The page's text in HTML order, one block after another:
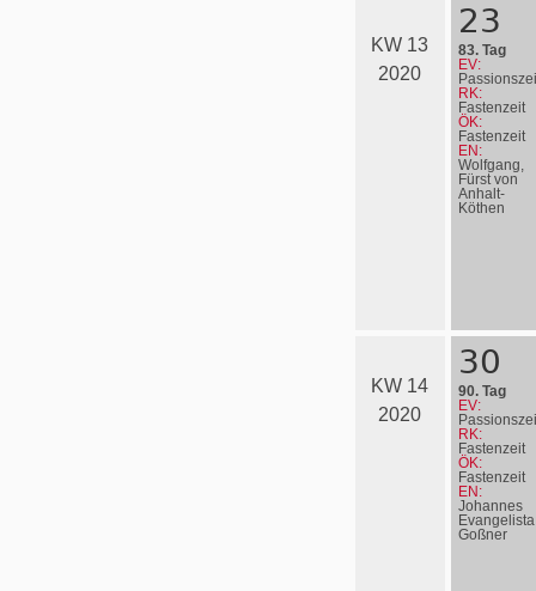
KW 13
2020
23
83. Tag
EV:
RK:
Fastenzeit
ÖK:
Fastenzeit
EN:
Wolfgang,
Fürst von
Anhalt-
Köthen
KW 14
2020
30
90. Tag
EV:
RK:
Fastenzeit
ÖK:
Fastenzeit
EN:
Johannes
Evangelista
Goßner